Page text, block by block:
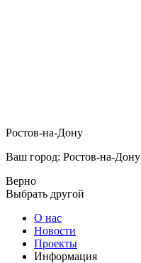
Ростов-на-Дону
Ваш город: Ростов-на-Дону
Верно
Выбрать другой
О нас
Новости
Проекты
Информация